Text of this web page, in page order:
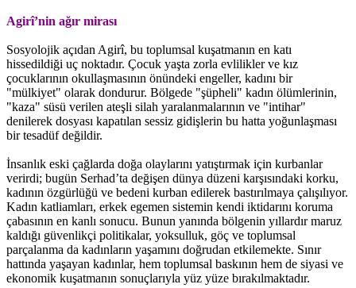
Agirî’nin ağır mirası
Sosyolojik açıdan Agirî, bu toplumsal kuşatmanın en katı
hissedildiği uç noktadır. Çocuk yaşta zorla evlilikler ve kız
çocuklarının okullaşmasının önündeki engeller, kadını bir
"mülkiyet" olarak dondurur. Bölgede "şüpheli" kadın ölümlerinin,
"kaza" süsü verilen ateşli silah yaralanmalarının ve "intihar"
denilerek dosyası kapatılan sessiz gidişlerin bu hatta yoğunlaşması
bir tesadüf değildir.
İnsanlık eski çağlarda doğa olaylarını yatıştırmak için kurbanlar
verirdi; bugün Serhad’ta değişen dünya düzeni karşısındaki korku,
kadının özgürlüğü ve bedeni kurban edilerek bastırılmaya çalışılıyor.
Kadın katliamları, erkek egemen sistemin kendi iktidarını koruma
çabasının en kanlı sonucu. Bunun yanında bölgenin yıllardır maruz
kaldığı güvenlikçi politikalar, yoksulluk, göç ve toplumsal
parçalanma da kadınların yaşamını doğrudan etkilemekte. Sınır
hattında yaşayan kadınlar, hem toplumsal baskının hem de siyasi ve
ekonomik kuşatmanın sonuçlarıyla yüz yüze bırakılmaktadır.